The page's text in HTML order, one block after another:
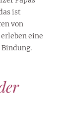
ist
von
eine